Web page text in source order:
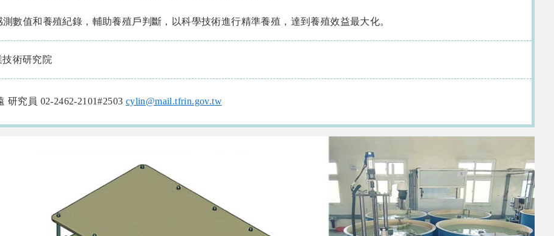
數值和養殖紀錄，輔助養殖戶判斷，以科學技術進行精準養殖，達到養殖效益最大化。
術研究院
研究員 02-2462-2101#2503 cylin@mail.tfrin.gov.tw